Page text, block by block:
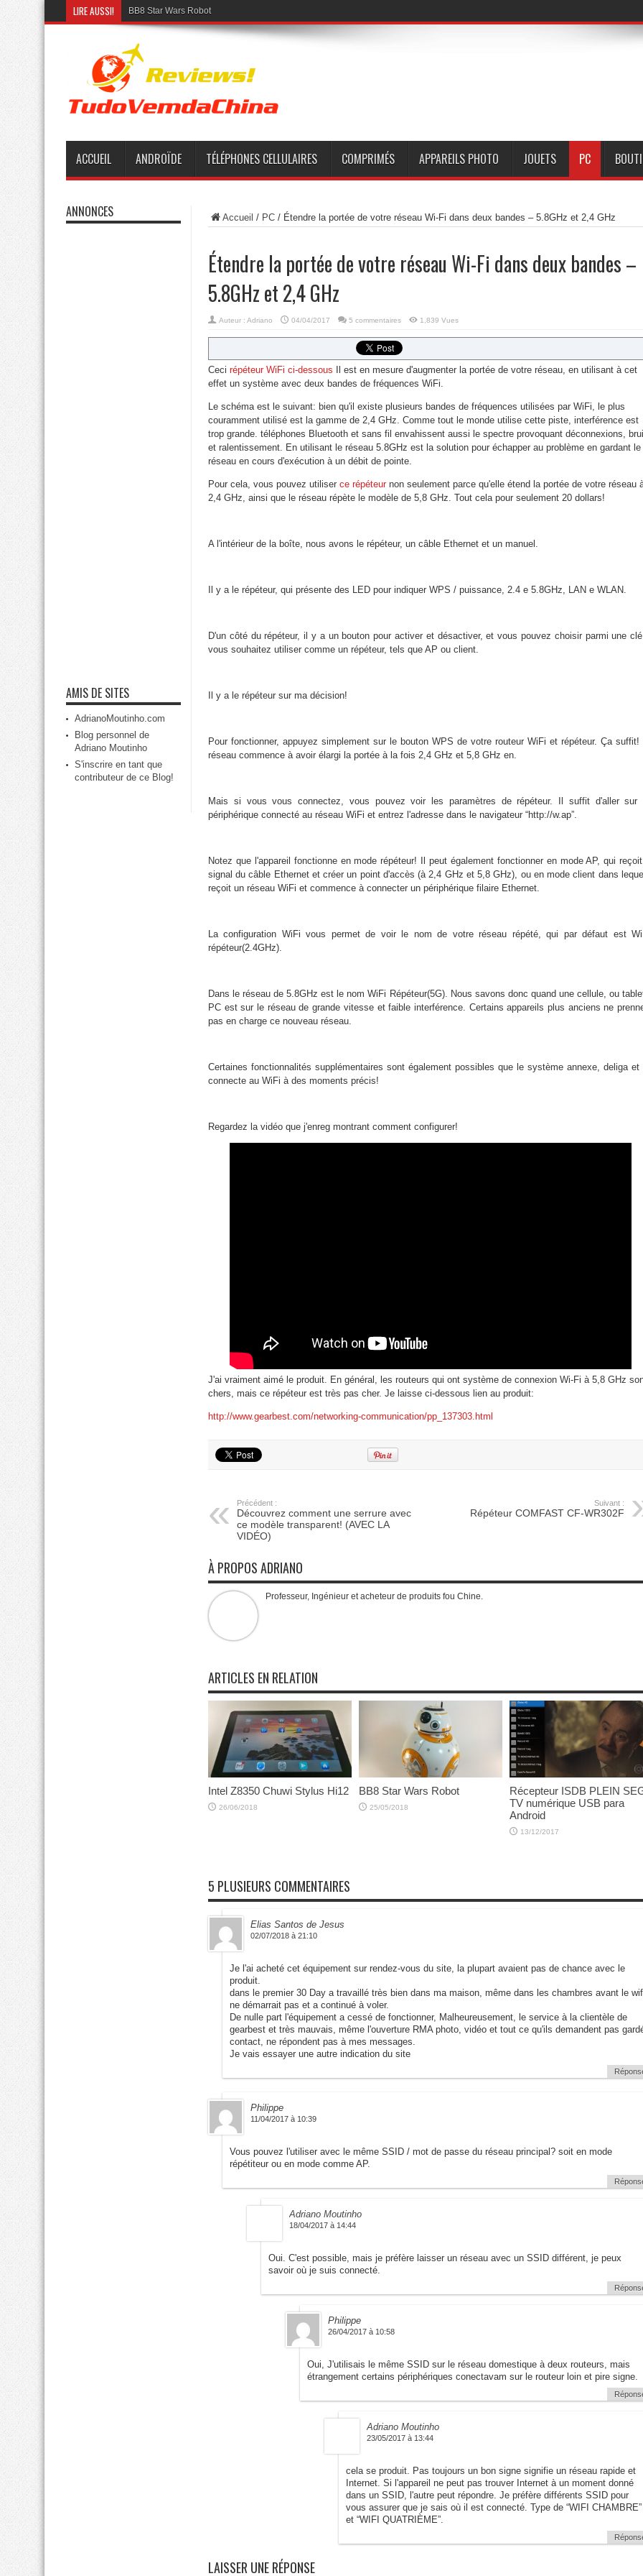
LIRE AUSSI! BB8 Star Wars Robot
ACCUEIL ANDROÏDE TÉLÉPHONES CELLULAIRES COMPRIMÉS APPAREILS PHOTO JOUETS PC
Accueil / PC / Étendre la portée de votre réseau Wi-Fi dans deux bandes – 5.8GHz et 2,4 GHz
Étendre la portée de votre réseau Wi-Fi dans deux bandes –
5.8GHz et 2,4 GHz
Auteur : Adriano 04/04/2017 5 commentaires 1,839 Vues
Ceci répéteur WiFi ci-dessous Il est en mesure d'augmenter la portée de votre réseau, en utilisant à cet
effet un système avec deux bandes de fréquences WiFi.
Le schéma est le suivant: bien qu'il existe plusieurs bandes de fréquences utilisées par WiFi, le plus
couramment utilisé est la gamme de 2,4 GHz. Comme tout le monde utilise cette piste, interférence est
trop grande. téléphones Bluetooth et sans fil envahissent aussi le spectre provoquant déconnexions,
et ralentissement. En utilisant le réseau 5.8GHz est la solution pour échapper au problème en gardant le
réseau en cours d'exécution à un débit de pointe.
Pour cela, vous pouvez utiliser ce répéteur non seulement parce qu'elle étend la portée de votre réseau
2,4 GHz, ainsi que le réseau répète le modèle de 5,8 GHz. Tout cela pour seulement 20 dollars!
A l'intérieur de la boîte, nous avons le répéteur, un câble Ethernet et un manuel.
Il y a le répéteur, qui présente des LED pour indiquer WPS / puissance, 2.4 e 5.8GHz, LAN e WLAN.
D'un côté du répéteur, il y a un bouton pour activer et désactiver, et vous pouvez choisir parmi une
vous souhaitez utiliser comme un répéteur, tels que AP ou client.
Il y a le répéteur sur ma décision!
Pour fonctionner, appuyez simplement sur le bouton WPS de votre routeur WiFi et répéteur. Ça suffit!
réseau commence à avoir élargi la portée à la fois 2,4 GHz et 5,8 GHz en.
Mais si vous vous connectez, vous pouvez voir les paramètres de répéteur. Il suffit d'aller sur
périphérique connecté au réseau WiFi et entrez l'adresse dans le navigateur “http://w.ap”.
Notez que l'appareil fonctionne en mode répéteur! Il peut également fonctionner en mode AP, qui
signal du câble Ethernet et créer un point d'accès (à 2,4 GHz et 5,8 GHz), ou en mode client dans
reçoit un réseau WiFi et commence à connecter un périphérique filaire Ethernet.
La configuration WiFi vous permet de voir le nom de votre réseau répété, qui par défaut est
répéteur(2.4GHz).
Dans le réseau de 5.8GHz est le nom WiFi Répéteur(5G). Nous savons donc quand une cellule, ou
PC est sur le réseau de grande vitesse et faible interférence. Certains appareils plus anciens ne
pas en charge ce nouveau réseau.
Certaines fonctionnalités supplémentaires sont également possibles que le système annexe, deliga et
connecte au WiFi à des moments précis!
Regardez la vidéo que j'enreg montrant comment configurer!
J'ai vraiment aimé le produit. En général, les routeurs qui ont système de connexion Wi-Fi à 5,8 GHz
chers, mais ce répéteur est très pas cher. Je laisse ci-dessous lien au produit:
http://www.gearbest.com/networking-communication/pp_137303.html
Précédent :
Découvrez comment une serrure avec
ce modèle transparent! (AVEC LA
VIDÉO)
Suivant :
Répéteur COMFAST CF-WR302F
À PROPOS ADRIANO
Professeur, Ingénieur et acheteur de produits fou Chine.
ARTICLES EN RELATION
Intel Z8350 Chuwi Stylus Hi12
26/06/2018
BB8 Star Wars Robot
25/05/2018
Récepteur ISDB PLEIN
TV numérique USB para
Android
13/12/2017
5 PLUSIEURS COMMENTAIRES
Elias Santos de Jesus
02/07/2018 à 21:10
Je l'ai acheté cet équipement sur rendez-vous du site, la plupart avaient pas de chance avec le
produit.
dans le premier 30 Day a travaillé très bien dans ma maison, même dans les chambres avant le
ne démarrait pas et a continué à voler.
De nulle part l'équipement a cessé de fonctionner, Malheureusement, le service à la clientèle de
gearbest et très mauvais, même l'ouverture RMA photo, vidéo et tout ce qu'ils demandent pas
contact, ne répondent pas à mes messages.
Je vais essayer une autre indication du site
Philippe
11/04/2017 à 10:39
Vous pouvez l'utiliser avec le même SSID / mot de passe du réseau principal? soit en mode
répétiteur ou en mode comme AP.
Adriano Moutinho
18/04/2017 à 14:44
Oui. C'est possible, mais je préfère laisser un réseau avec un SSID différent, je peux
savoir où je suis connecté.
Philippe
26/04/2017 à 10:58
Oui, J'utilisais le même SSID sur le réseau domestique à deux routeurs, mais
étrangement certains périphériques conectavam sur le routeur loin et pire signe.
Adriano Moutinho
23/05/2017 à 13:44
cela se produit. Pas toujours un bon signe signifie un réseau rapide et
Internet. Si l'appareil ne peut pas trouver Internet à un moment donné
dans un SSID, l'autre peut répondre. Je préfère différents SSID pour
vous assurer que je sais où il est connecté. Type de “WIFI CHAMBRE”
et “WIFI QUATRIÈME”.
LAISSER UNE RÉPONSE
ANNONCES
AMIS DE SITES
AdrianoMoutinho.com
Blog personnel de
Adriano Moutinho
S'inscrire en tant que
contributeur de ce Blog!